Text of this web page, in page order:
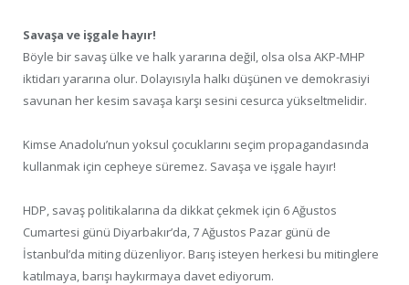
Savaşa ve işgale hayır!
Böyle bir savaş ülke ve halk yararına değil, olsa olsa AKP-MHP
iktidarı yararına olur. Dolayısıyla halkı düşünen ve demokrasiyi
savunan her kesim savaşa karşı sesini cesurca yükseltmelidir.
Kimse Anadolu’nun yoksul çocuklarını seçim propagandasında
kullanmak için cepheye süremez. Savaşa ve işgale hayır!
HDP, savaş politikalarına da dikkat çekmek için 6 Ağustos
Cumartesi günü Diyarbakır’da, 7 Ağustos Pazar günü de
İstanbul’da miting düzenliyor. Barış isteyen herkesi bu mitinglere
katılmaya, barışı haykırmaya davet ediyorum.